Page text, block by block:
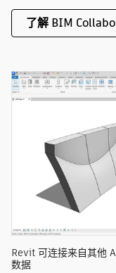
了解 BIM
Revit 可连接来自其他
数据